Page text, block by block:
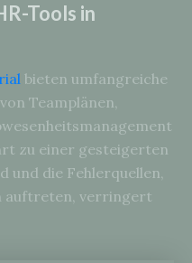
Tools in
bieten umfangreiche
Teamplänen,
zu einer gesteigerten
und die Fehlerquellen,
auftreten, verringert